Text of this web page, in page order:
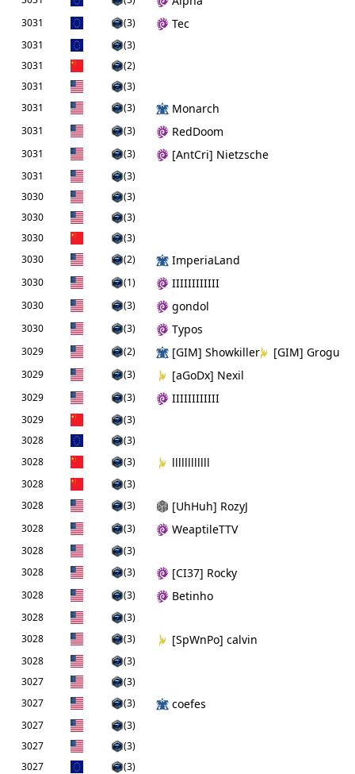
3031 (3) Tec
3031
(3)
3031
(2)
3031
(3)
3031
(3) Monarch
3031 (3) RedDoom
3031 (3) [AntCri] Nietzsche
3031
(3)
3030
(3)
3030
(3)
3030
(3)
3030
(2) ImperiaLand
3030 (1) IIIIIIIIIIII
3030 (3) gondol
3030 (3) Typos
3029 (2) [GIM] Showkiller [GIM] Grogu
3029 (3) [aGoDx] Nexil
3029 (3) IIIIIIIIIIII
3029
(3)
3028
(3)
3028
(3) llllllllllll
3028
(3)
3028
(3) [UhHuh] RozyJ
3028 (3) WeaptileTTV
3028
(3)
3028
(3) [CI37] Rocky
3028 (3) Betinho
3028
(3)
3028
(3) [SpWnPo] calvin
3028
(3)
3027
(3)
3027
(3) coefes
3027
(3)
3027
(3)
3027
(3)